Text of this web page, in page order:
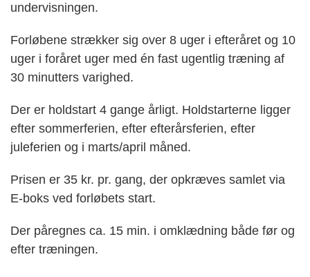
undervisningen.
Forløbene strækker sig over 8 uger i efteråret og 10
uger i foråret uger med én fast ugentlig træning af
30 minutters varighed.
Der er holdstart 4 gange årligt. Holdstarterne ligger
efter sommerferien, efter efterårsferien, efter
juleferien og i marts/april måned.
Prisen er 35 kr. pr. gang, der opkræves samlet via
E-boks ved forløbets start.
Der påregnes ca. 15 min. i omklædning både før og
efter træningen.